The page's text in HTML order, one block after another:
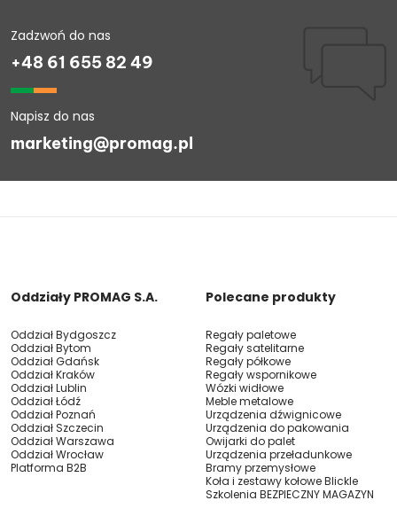
Zadzwoń do nas
+48 61 655 82 49
Napisz do nas
marketing@promag.pl
Oddziały PROMAG S.A.
Oddział Bydgoszcz
Oddział Bytom
Oddział Gdańsk
Oddział Kraków
Oddział Lublin
Oddział Łódź
Oddział Poznań
Oddział Szczecin
Oddział Warszawa
Oddział Wrocław
Platforma B2B
Polecane produkty
Regały paletowe
Regały satelitarne
Regały półkowe
Regały wspornikowe
Wózki widłowe
Meble metalowe
Urządzenia dźwignicowe
Urządzenia do pakowania
Owijarki do palet
Urządzenia przeładunkowe
Bramy przemysłowe
Koła i zestawy kołowe Blickle
Szkolenia BEZPIECZNY MAGAZYN